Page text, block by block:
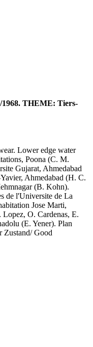
THEME: Tiers-
Lower edge water
Poona (C. M.
Gujarat, Ahmedabad
Ahmedabad (H. C.
(B. Kohn).
de l'Universite de La
Jose Marti,
Lopez, O. Cardenas, E.
(E. Yener). Plan
Zustand/ Good